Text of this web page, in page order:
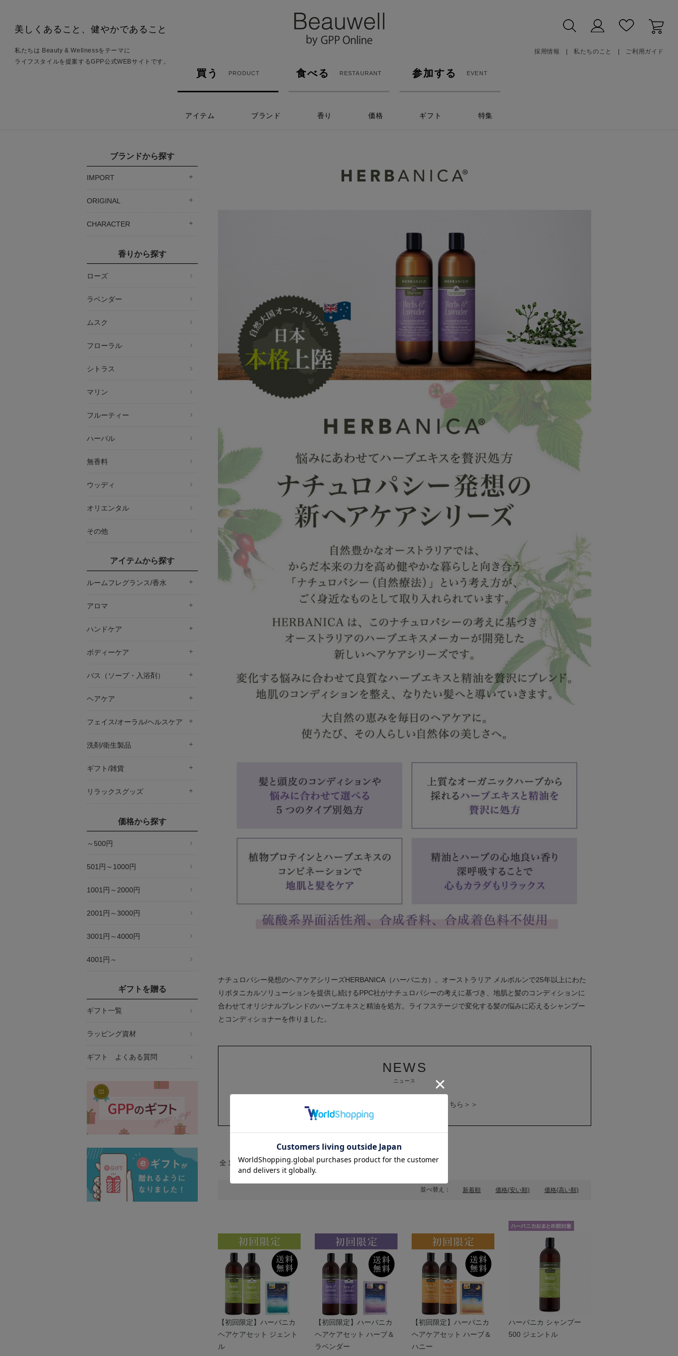
美しくあること、健やかであること
私たちは Beauty & Wellnessをテーマに
ライフスタイルを提案するGPP公式WEBサイトです。
採用情報 私たちのこと ご利用ガイド
買う PRODUCT 食べる RESTAURANT 参加する EVENT
アイテム ブランド 香り 価格 ギフト 特集
ブランドから探す
IMPORT
ORIGINAL
CHARACTER
香りから探す
ローズ
ラベンダー
ムスク
フローラル
シトラス
マリン
フルーティー
ハーバル
無香料
ウッディ
オリエンタル
その他
アイテムから探す
ルームフレグランス/香水
アロマ
ハンドケア
ボディーケア
バス（ソープ・入浴剤）
ヘアケア
フェイス/オーラル/ヘルスケア
洗剤/衛生製品
ギフト/雑貨
リラックスグッズ
価格から探す
～500円
501円～1000円
1001円～2000円
2001円～3000円
3001円～4000円
4001円～
ギフトを贈る
ギフト一覧
ラッピング資材
ギフト よくある質問
ナチュロパシー発想のヘアケアシリーズHERBANICA（ハーバニカ）。オーストラリア メルボルンで25年以上にわた
りボタニカルソリューションを提供し続けるPPC社がナチュロパシーの考えに基づき、地肌と髪のコンディションに
合わせてオリジナルブレンドのハーブエキスと精油を処方。ライフステージで変化する髪の悩みに応えるシャンプー
とコンディショナーを作りました。
NEWS
ニュース
ハーバニカ ブランドサイトはこちら＞＞
全 14 件
並べ替え： 新着順 価格(安い順) 価格(高い順)
【初回限定】ハーバニカ
ヘアケアセット ジェント
ル
【初回限定】ハーバニカ
ヘアケアセット ハーブ＆
ラベンダー
【初回限定】ハーバニカ
ヘアケアセット ハーブ＆
ハニー
ハーバニカ シャンプー
500 ジェントル